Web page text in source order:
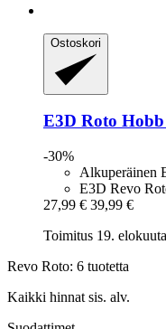
Ostoskori
E3D Roto
-30%
Alkuperäinen
E3D Revo
27,99 € 39,99 €
Toimitus 19.
Revo Roto: 6 tuotetta
Kaikki hinnat sis. alv.